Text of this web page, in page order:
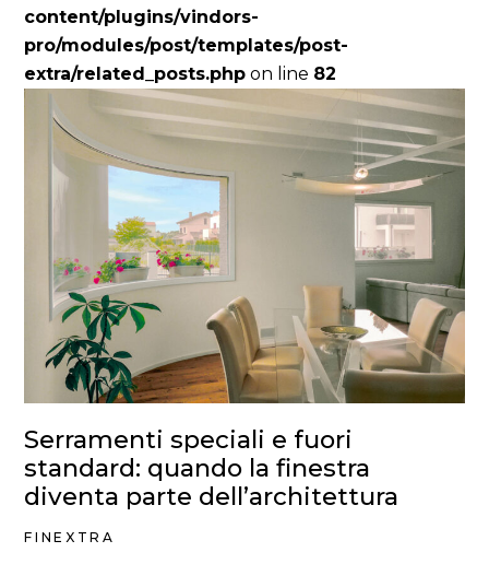
content/plugins/vindors-
pro/modules/post/templates/post-
extra/related_posts.php on line 82
Serramenti speciali e fuori
standard: quando la finestra
diventa parte dell’architettura
FINEXTRA